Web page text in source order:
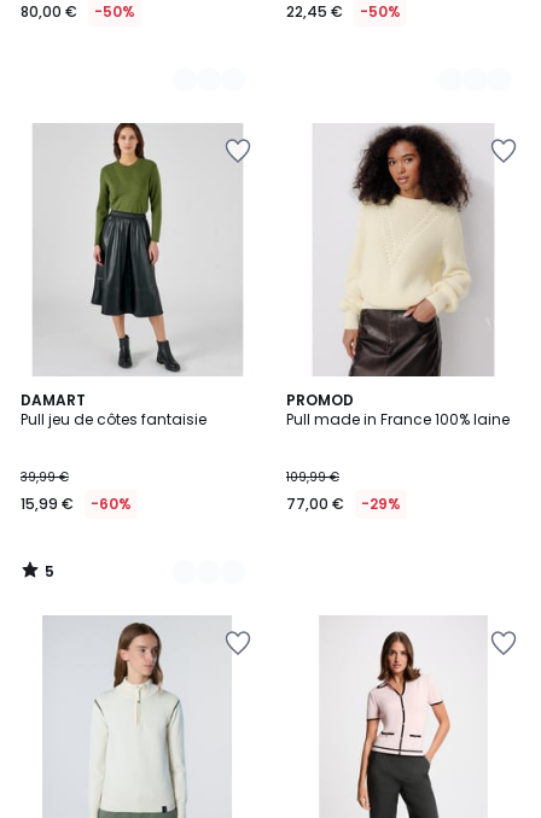
80,00 € -50% 22,45 € -50%
DAMART
Pull jeu de côtes fantaisie
39,99 €
15,99 € -60%
5
/
2
Couleurs
5
/
PROMOD
Pull made in France 100% laine
109,99 €
77,00 € -29%